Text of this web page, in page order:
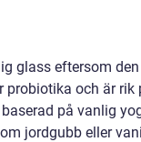
glass eftersom
probiotika och är rik
på vanlig
jordgubb eller